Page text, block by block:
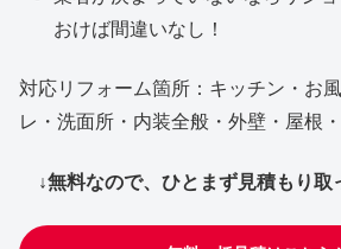
おけば間違いなし！
対応リフォーム箇所：キッチン・お
レ・洗面所・内装全般・外壁・屋根
↓無料なので、ひとまず見積もり取